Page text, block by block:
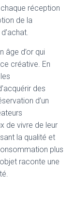
réception
de la
âge d’or qui
créative. En
des
d’un
de vivre de leur
la qualité et
plus
raconte une